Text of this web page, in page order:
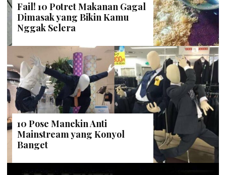
Fail! 10 Potret Makanan Gagal
Dimasak yang Bikin Kamu
Nggak Selera
10 Pose Manekin Anti
Mainstream yang Konyol
Banget